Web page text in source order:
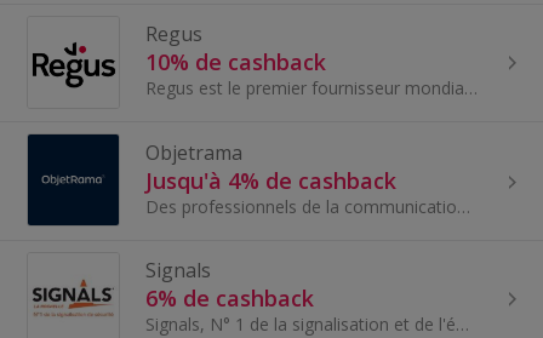
Regus
10% de cashback
Regus est le premier fournisseur mondial d'espaces de travail. L'entreprise a mis en place un réseau inégalé de bureaux, d'espaces de coworking et...
Objetrama
Jusqu'à 4% de cashback
Des professionnels de la communication par l'objet et de la vente par correspondance aux entreprises, administrations et associations. Jusqu'à prés...
Signals
6% de cashback
Signals, N° 1 de la signalisation et de l'équipement de sécurité vous fait bénéficier de 30 000 produits et de son savoir-faire en fabrication sur-...